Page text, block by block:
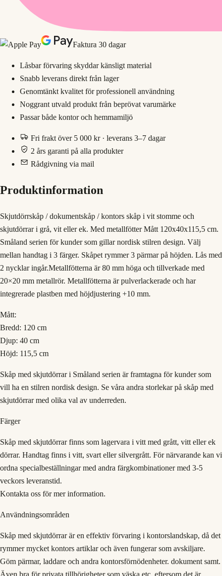
Faktura 30 dagar
Låsbar förvaring skyddar känsligt material
Snabb leverans direkt från lager
Genomtänkt kvalitet för professionell användning
Noggrant utvald produkt från beprövat varumärke
Passar både kontor och hemmamiljö
Fri frakt över 5 000 kr · leverans 3–7 dagar
2 års garanti på alla produkter
Rådgivning via mail
Produktinformation
Skjutdörrskåp / dokumentskåp / kontors skåp i vit stomme och
skjutdörrar i grå, vit eller ek. Med metallfötter Mått 120x40x115,5 cm.
Småland serien för kunder som gillar nordisk stilren design. Välj
mellan handtag i 3 färger. Skåpet rymmer 3 pärmar på höjden. Lås med
2 nycklar ingår.Metallfötterna är 80 mm höga och tillverkade med
20×20 mm metallrör. Metallfötterna är pulverlackerade och har
integrerade plastben med höjdjustering +10 mm.
Mått:
Bredd: 120 cm
Djup: 40 cm
Höjd: 115,5 cm
Skåp med skjutdörrar i Småland serien är framtagna för kunder som
vill ha en stilren nordisk design. Se våra andra storlekar på skåp med
skjutdörrar med olika val av underreden.
Färger
Skåp med skjutdörrar finns som lagervara i vitt med grått, vitt eller ek
dörrar. Handtag finns i vitt, svart eller silvergrått. För närvarande kan vi
ordna specialbeställningar med andra färgkombinationer med 3-5
veckors leveranstid.
Kontakta oss för mer information.
Användningsområden
Skåp med skjutdörrar är en effektiv förvaring i kontorslandskap, då det
rymmer mycket kontors artiklar och även fungerar som avskiljare.
Göm pärmar, laddare och andra kontorsförnödenheter. dokument samt.